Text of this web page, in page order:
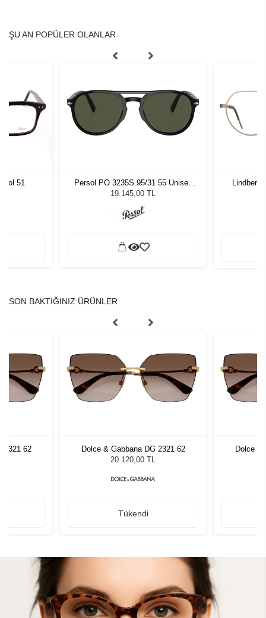
ŞU AN POPÜLER OLANLAR
Col 51
Persol PO 3235S 95/31 55 Unisex
Güneş Gözlüğü
19.145,00 TL
Lindberg
SON BAKTIĞINIZ ÜRÜNLER
2321 62
Dolce & Gabbana DG 2321 62
20.120,00 TL
Tükendi
Dolce &